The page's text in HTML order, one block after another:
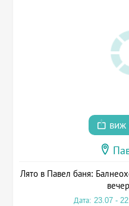
виж
Лято в Павел баня:
Дата: 23.07 -